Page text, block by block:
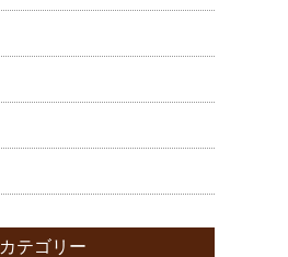
カテゴリー